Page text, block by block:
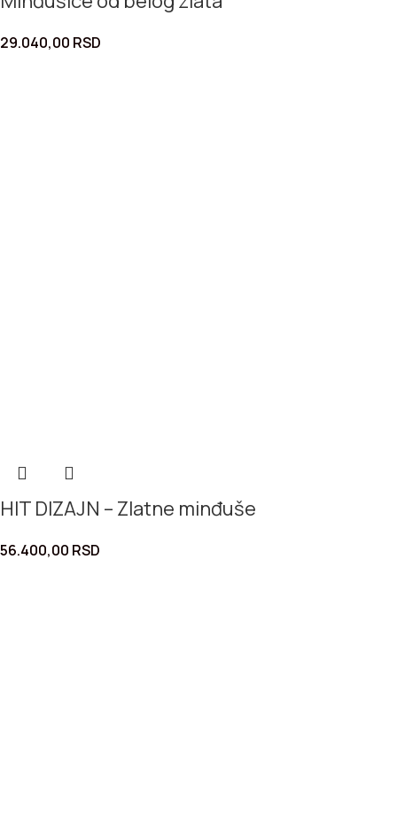
29.040,00 RSD
HIT DIZAJN – Zlatne minđuše
56.400,00 RSD